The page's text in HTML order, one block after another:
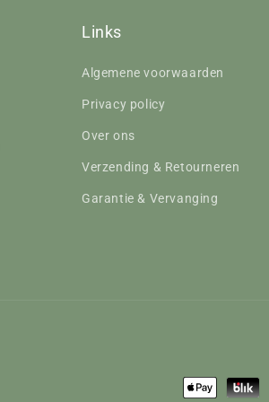
Links
Algemene voorwaarden
Privacy policy
Over ons
Verzending & Retourneren
Garantie & Vervanging